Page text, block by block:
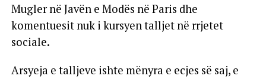
Mugler në Javën e Modës në Paris dhe
komentuesit nuk i kursyen talljet në rrjetet
sociale.
Arsyeja e talljeve ishte mënyra e ecjes së saj, e